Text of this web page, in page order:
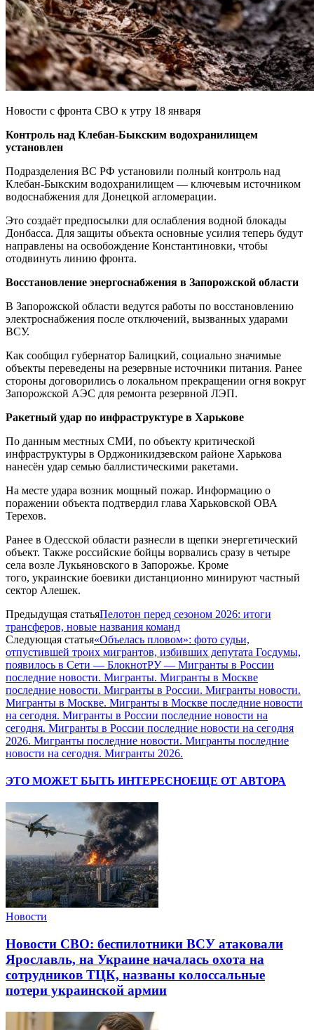
Новости с фронта СВО к утру 18 января
Контроль над Клебан-Быкским водохранилищем
установлен
Подразделения ВС РФ установили полный контроль над
Клебан-Быкским водохранилищем — ключевым источником
водоснабжения для Донецкой агломерации.
Это создаёт предпосылки для ослабления водной блокады
Донбасса. Для защиты объекта основные усилия теперь будут
направлены на освобождение Константиновки, чтобы
отодвинуть линию фронта.
Восстановление энергоснабжения в Запорожской области
В Запорожской области ведутся работы по восстановлению
электроснабжения после отключений, вызванных ударами
ВСУ.
Как сообщил губернатор Балицкий, социально значимые
объекты переведены на резервные источники питания. Ранее
стороны договорились о локальном прекращении огня вокруг
Запорожской АЭС для ремонта резервной ЛЭП.
Ракетный удар по инфраструктуре в Харькове
По данным местных СМИ, по объекту критической
инфраструктуры в Орджоникидзевском районе Харькова
нанесён удар семью баллистическими ракетами.
На месте удара возник мощный пожар. Информацию о
поражении объекта подтвердил глава Харьковской ОВА
Терехов.
Ранее в Одесской области разнесли в щепки энергетический
объект. Также российские бойцы ворвались сразу в четыре
села возле Лукьяновского в Запорожье. Кроме
того, украинские боевики дистанционно минируют частный
сектор Алешек.
Предыдущая статьяПелотон перед сезоном 2026: итоги
трансферов, новые названия команд
Следующая статья«Объелась пловом»: фото судьи,
отпустившей троих мигрантов, избивших депутата Госдумы,
появилось в Сети — БлокнотРУ — Мигранты в России
последние новости. Мигранты. Мигранты в Москве
последние новости. Мигранты в России. Мигранты новости.
Мигранты в Москве. Мигранты в Москве последние новости
на сегодня. Мигранты в России последние новости на
сегодня. Мигранты в России последние новости на сегодня
2026. Мигранты последние новости. Мигранты последние
новости на сегодня. Мигранты 2026.
ЭТО МОЖЕТ БЫТЬ ИНТЕРЕСНОЕЩЕ ОТ АВТОРА
Новости
Новости СВО: беспилотники ВСУ атаковали
Ярославль, на Украине началась охота на
сотрудников ТЦК, названы колоссальные
потери украинской армии